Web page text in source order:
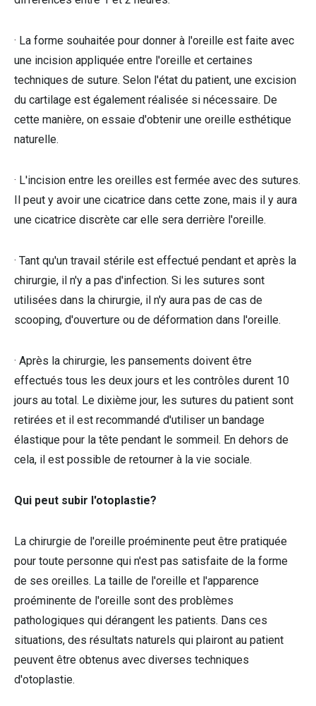
· La forme souhaitée pour donner à l'oreille est faite avec
une incision appliquée entre l'oreille et certaines
techniques de suture. Selon l'état du patient, une excision
du cartilage est également réalisée si nécessaire. De
cette manière, on essaie d'obtenir une oreille esthétique
naturelle.
· L'incision entre les oreilles est fermée avec des sutures.
Il peut y avoir une cicatrice dans cette zone, mais il y aura
une cicatrice discrète car elle sera derrière l'oreille.
· Tant qu'un travail stérile est effectué pendant et après la
chirurgie, il n'y a pas d'infection. Si les sutures sont
utilisées dans la chirurgie, il n'y aura pas de cas de
scooping, d'ouverture ou de déformation dans l'oreille.
· Après la chirurgie, les pansements doivent être
effectués tous les deux jours et les contrôles durent 10
jours au total. Le dixième jour, les sutures du patient sont
retirées et il est recommandé d'utiliser un bandage
élastique pour la tête pendant le sommeil. En dehors de
cela, il est possible de retourner à la vie sociale.
Qui peut subir l'otoplastie?
La chirurgie de l'oreille proéminente peut être pratiquée
pour toute personne qui n'est pas satisfaite de la forme
de ses oreilles. La taille de l'oreille et l'apparence
proéminente de l'oreille sont des problèmes
pathologiques qui dérangent les patients. Dans ces
situations, des résultats naturels qui plairont au patient
peuvent être obtenus avec diverses techniques
d'otoplastie.